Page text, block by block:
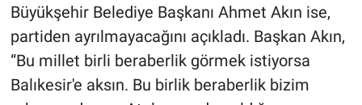
Büyükşehir Belediye Başkanı Ahmet Akın ise,
partiden ayrılmayacağını açıkladı. Başkan Akın,
“Bu millet birli beraberlik görmek istiyorsa
Balıkesir'e aksın. Bu birlik beraberlik bizim